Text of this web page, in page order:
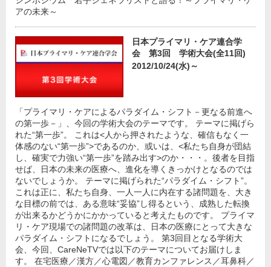
アの未来～
日本プライマリ・ケア連合学
会 第3回 学術大会(全11回)
2012/10/24(水)～
「プライマリ・ケアによるパラダイム・シフト－更なる前進へ
の第一歩－」、今回の学術大会のテーマです。 テーマに掲げら
れた“第一歩”。 これは<人から押されたような、確信もなく一
体感のない“第一歩”>であるのか、或いは、<私たち自身が団結
し、確実で力強い“第一歩”を踏み出す>のか・・・。後者を目指
せば、日本の未来の医療へ、進化を導くきっかけとなるのでは
ないでしょうか。 テーマに掲げられた“パラダイム・シフト”。
これは正に、私たち自身、一人一人に内在する諸問題を、大き
な目標の前では、ある意味“妥協”し得るという、成熟した転換
が出来るかどうかにかかっていると考えたものです。 プライマ
リ・ケア現場での諸問題の改革は、日本の医療にとって大きな
パラダイム・シフトになるでしょう。 第3回目となる学術大
会、今回、CareNeTVでは以下のテーマについてお届けしま
す。 在宅医療／漢方／心電図／教育カンファレンス／耳鼻科／